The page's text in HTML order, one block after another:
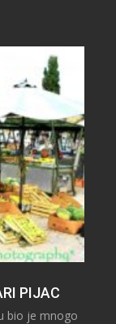
PIJAC
bio je mnogo